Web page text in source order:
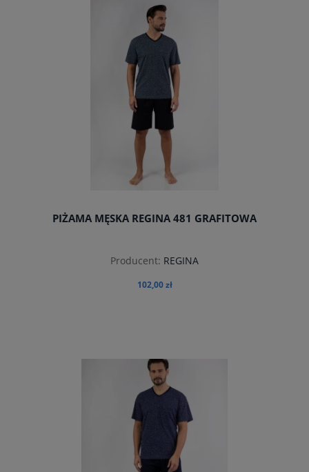
do koszyka
PIŻAMA MĘSKA REGINA 481 GRAFITOWA
Producent: REGINA
102,00 zł
do koszyka